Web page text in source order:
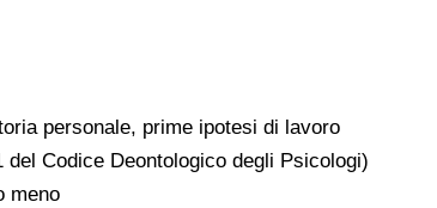
personale, prime ipotesi di lavoro
del Codice Deontologico degli Psicologi)
meno